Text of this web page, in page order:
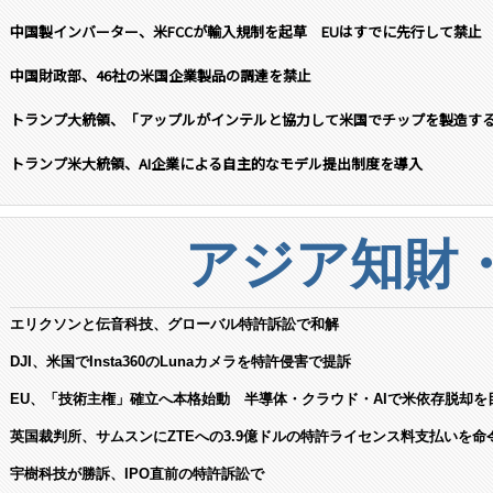
中国製インバーター、米FCCが輸入規制を起草 EUはすでに先行して禁止
中国財政部、46社の米国企業製品の調達を禁止
トランプ大統領、「アップルがインテルと協力して米国でチップを製造す
トランプ米大統領、AI企業による自主的なモデル提出制度を導入
アジア知財
エリクソンと伝音科技、グローバル特許訴訟で和解
DJI、米国でInsta360のLunaカメラを特許侵害で提訴
EU、「技術主権」確立へ本格始動 半導体・クラウド・AIで米依存脱却を
英国裁判所、サムスンにZTEへの3.9億ドルの特許ライセンス料支払いを命
宇樹科技が勝訴、IPO直前の特許訴訟で